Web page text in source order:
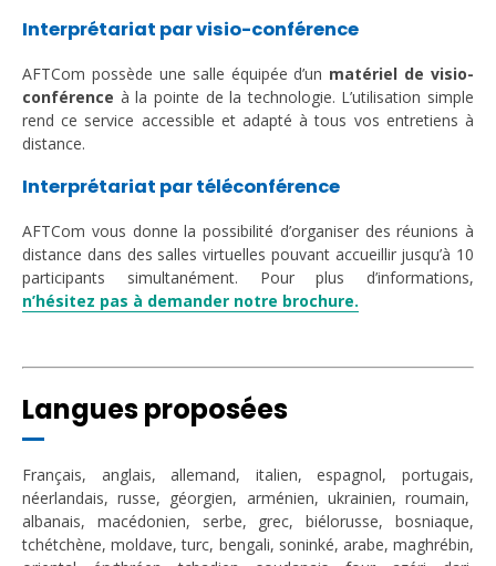
Interprétariat par visio-conférence
AFTCom possède une salle équipée d’un matériel de visio-
conférence à la pointe de la technologie. L’utilisation simple
rend ce service accessible et adapté à tous vos entretiens à
distance.
Interprétariat par téléconférence
AFTCom vous donne la possibilité d’organiser des réunions à
distance dans des salles virtuelles pouvant accueillir jusqu’à 10
participants simultanément. Pour plus d’informations,
n’hésitez pas à demander notre brochure.
Langues proposées
Français, anglais, allemand, italien, espagnol, portugais,
néerlandais, russe, géorgien, arménien, ukrainien, roumain,
albanais, macédonien, serbe, grec, biélorusse, bosniaque,
tchétchène, moldave, turc, bengali, soninké, arabe, maghrébin,